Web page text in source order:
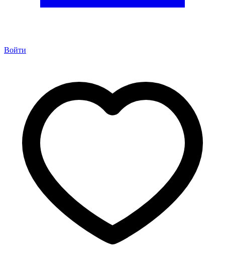
Войти